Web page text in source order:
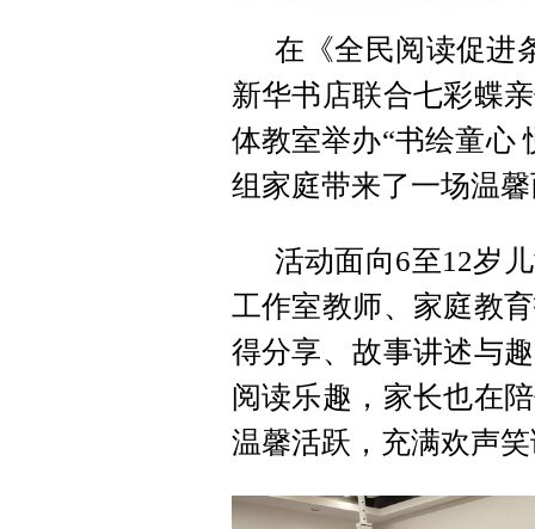
在《全民阅读促进
新华书店联合七彩蝶
体教室举办“书绘童心
组家庭带来了一场温
活动面向6至12岁
工作室教师、家庭教
得分享、故事讲述与
阅读乐趣，家长也在
温馨活跃，充满欢声